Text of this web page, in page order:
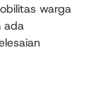
warga
ada